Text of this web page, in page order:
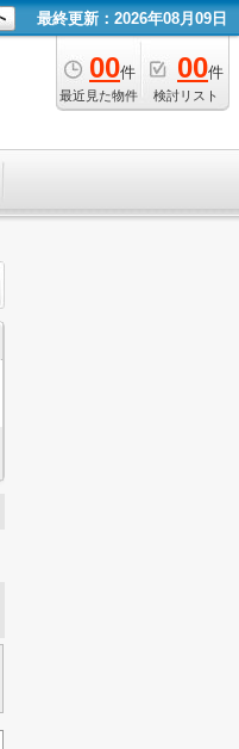
最終更新：2026年08月09日
00件
最近見た物件
00件
検討リスト